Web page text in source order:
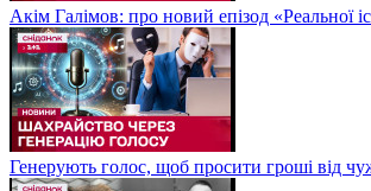
Акім Галімов: про новий епізод «Реальної
Генерують голос, щоб просити гроші від